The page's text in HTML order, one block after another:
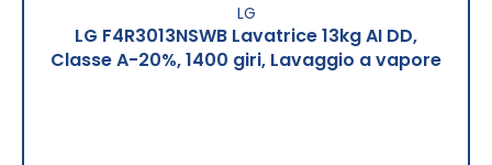
LG
LG F4R3013NSWB Lavatrice 13kg AI DD,
Classe A-20%, 1400 giri, Lavaggio a vapore